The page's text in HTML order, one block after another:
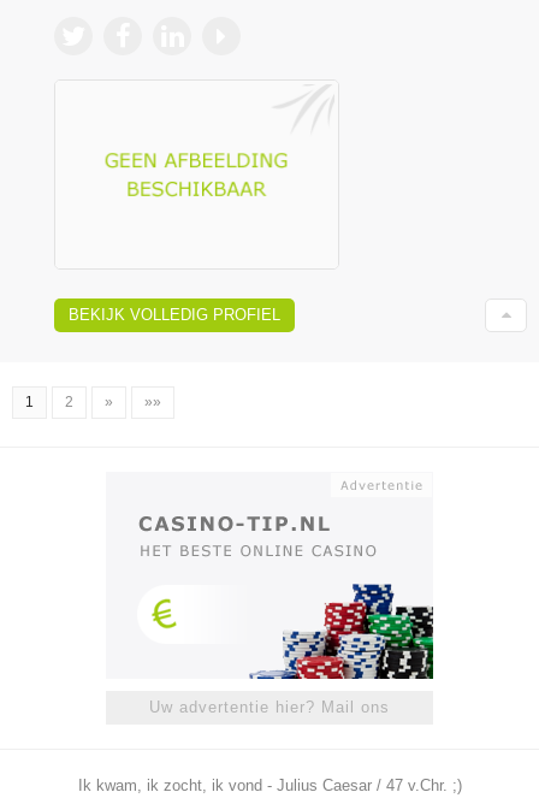
BEKIJK VOLLEDIG PROFIEL
1 2 » »»
Uw advertentie hier? Mail ons
Ik kwam, ik zocht, ik vond - Julius Caesar / 47 v.Chr. ;)